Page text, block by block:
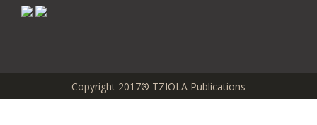
Copyright 2017® TZIOLA Publications